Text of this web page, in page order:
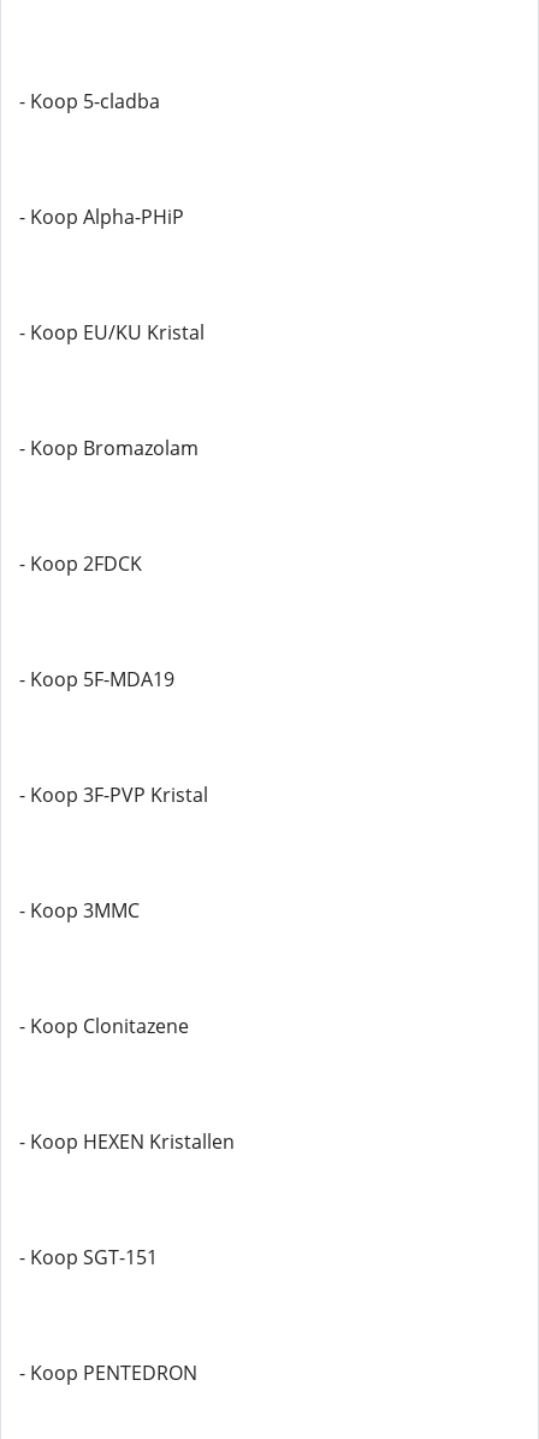
- Koop 5-cladba
- Koop Alpha-PHiP
- Koop EU/KU Kristal
- Koop Bromazolam
- Koop 2FDCK
- Koop 5F-MDA19
- Koop 3F-PVP Kristal
- Koop 3MMC
- Koop Clonitazene
- Koop HEXEN Kristallen
- Koop SGT-151
- Koop PENTEDRON